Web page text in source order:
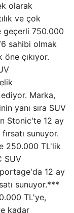
olarak
ve çok
geçerli 750.000
sahibi olmak
çıkıyor.
Marka,
yanı sıra SUV
Stonic'te 12 ay
sunuyor.
250.000 TL'lik
SUV
12 ay
sunuyor.***
TL'ye,
kadar